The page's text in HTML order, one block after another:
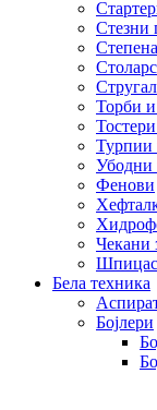
Стезни
Торби
Турпии
Убодни
Фенови
Чекани
Бела техника
Бојлери